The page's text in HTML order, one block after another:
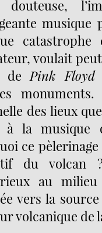
douteuse,
musique
voulait
dePink Floyd
des lieux
à la musique
ce
du volcan
au
vers la
volcanique de